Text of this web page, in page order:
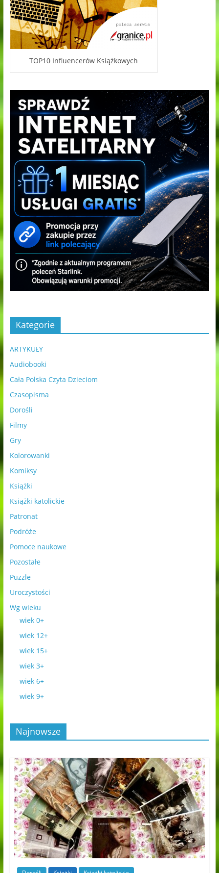
TOP10 Influencerów Książkowych
Kategorie
ARTYKUŁY
Audiobooki
Cała Polska Czyta Dzieciom
Czasopisma
Dorośli
Filmy
Gry
Kolorowanki
Komiksy
Książki
Książki katolickie
Patronat
Podróże
Pomoce naukowe
Pozostałe
Puzzle
Uroczystości
Wg wieku
wiek 0+
wiek 12+
wiek 15+
wiek 3+
wiek 6+
wiek 9+
Najnowsze